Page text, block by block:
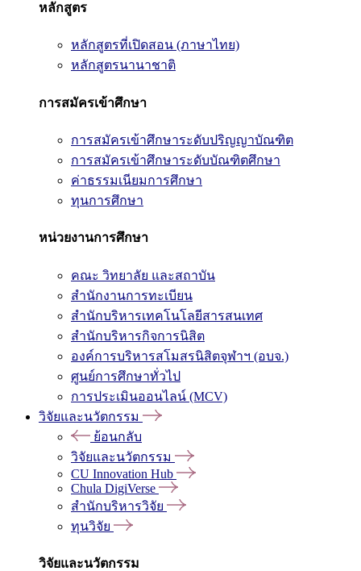
หลักสูตร
หลักสูตรที่เปิดสอน (ภาษาไทย)
หลักสูตรนานาชาติ
การสมัครเข้าศึกษา
การสมัครเข้าศึกษาระดับปริญญาบัณฑิต
การสมัครเข้าศึกษาระดับบัณฑิตศึกษา
ค่าธรรมเนียมการศึกษา
ทุนการศึกษา
หน่วยงานการศึกษา
คณะ วิทยาลัย และสถาบัน
สำนักงานการทะเบียน
สำนักบริหารเทคโนโลยีสารสนเทศ
สำนักบริหารกิจการนิสิต
องค์การบริหารสโมสรนิสิตจุฬาฯ (อบจ.)
ศูนย์การศึกษาทั่วไป
การประเมินออนไลน์ (MCV)
วิจัยและนวัตกรรม
ย้อนกลับ
วิจัยและนวัตกรรม
CU Innovation Hub
Chula DigiVerse
สำนักบริหารวิจัย
ทุนวิจัย
วิจัยและนวัตกรรม